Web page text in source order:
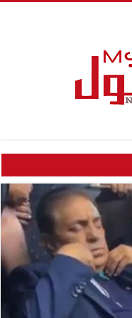
حافظ ومنع